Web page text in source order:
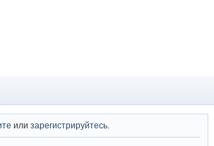
илизарегистрируйтесь